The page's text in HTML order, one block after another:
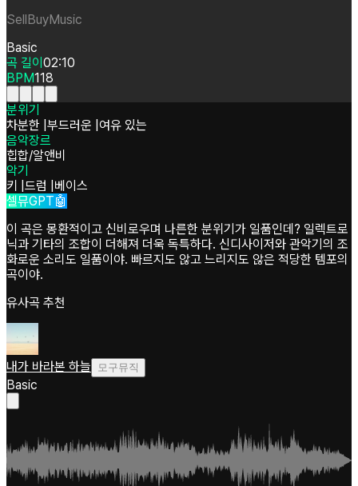
SellBuyMusic
Basic
곡 길이 02:10
BPM118
분위기
차분한 부드러운 여유 있는
음악장르
힙합/알앤비
악기
키 드럼
베이스
셀뮤GPT🤖
이 곡은 몽환적이고 신비로우며 나른한 분위기가 일품인데? 일렉트로
닉과 기타의 조합이 더해져 더욱 독특하다. 신디사이저와 관악기의 조
화로운 소리도 일품이야. 빠르지도 않고 느리지도 않은 적당한 템포의
곡이야.
유사곡 추천
내가 바라본 하늘 모구뮤직
Basic